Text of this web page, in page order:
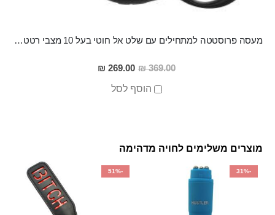
מעסה פרוסטטה למתחילים עם שלט אל חוטי בעל 10 מצבי רטט מסיליקון רפואי, גמיש, נטען Ebba
369.00 ₪
מחיר
מבצע
269.00 ₪
הוסף לסל
מוצרים משלימים לחויה מדהימה
-31%
-51%